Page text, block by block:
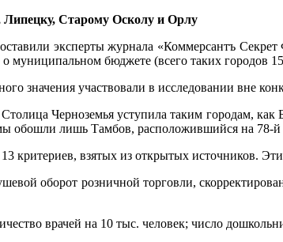
Липецку, Старому Осколу и Орлу
эксперты журнала «Коммерсантъ
муниципальном бюджете (всего таких городов
значения участвовали в исследовании вне
Черноземья уступила таким городам,
обошли лишь Тамбов, расположившийся на 78-й
критериев, взятых из открытых источников.
оборот розничной торговли,
врачей на 10 тыс. человек; число